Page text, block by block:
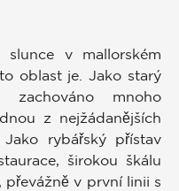
v mallorském
oblast je. Jako starý
mnoho
z nejžádanějších
rybářský přístav
širokou škálu
převážně v první linii s